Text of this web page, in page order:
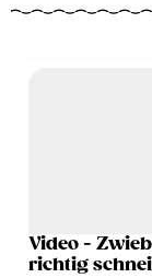
Video -
richtig